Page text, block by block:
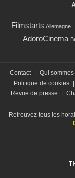
Filmstarts Allemagne
AdoroCinema
Contact | Qui
Politique de cookies |
Revue de presse
|
Retrouvez tous les